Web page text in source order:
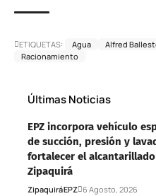
ETIQUETAS: Agua Alfred
Racionamiento
Últimas Noticias
EPZ incorpora vehículo
de succión, presión y
fortalecer el
Zipaquirá
ZipaquiráEPZ 6 Agosto, 2026